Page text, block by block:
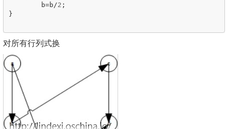
b=b /2 ;
}
对所有行列式换